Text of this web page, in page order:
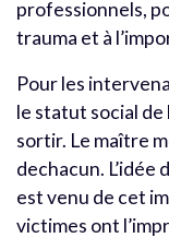
professionnels,
trauma et à
Pour les
le statut social de
sortir. Le maître
dechacun.
est venu de cet
victimes ont